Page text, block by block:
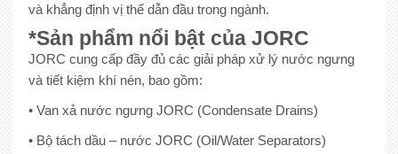
và khẳng định vị thế dẫn đầu trong ngành.
*Sản phẩm nổi bật của JORC
JORC cung cấp đầy đủ các giải pháp xử lý nước ngưng
và tiết kiệm khí nén, bao gồm:
• Van xả nước ngưng JORC (Condensate Drains)
• Bộ tách dầu – nước JORC (Oil/Water Separators)